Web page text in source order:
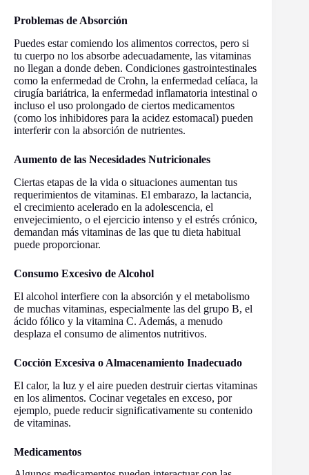
Problemas de Absorción
Puedes estar comiendo los alimentos correctos, pero si
tu cuerpo no los absorbe adecuadamente, las vitaminas
no llegan a donde deben. Condiciones gastrointestinales
como la enfermedad de Crohn, la enfermedad celíaca, la
cirugía bariátrica, la enfermedad inflamatoria intestinal o
incluso el uso prolongado de ciertos medicamentos
(como los inhibidores para la acidez estomacal) pueden
interferir con la absorción de nutrientes.
Aumento de las Necesidades Nutricionales
Ciertas etapas de la vida o situaciones aumentan tus
requerimientos de vitaminas. El embarazo, la lactancia,
el crecimiento acelerado en la adolescencia, el
envejecimiento, o el ejercicio intenso y el estrés crónico,
demandan más vitaminas de las que tu dieta habitual
puede proporcionar.
Consumo Excesivo de Alcohol
El alcohol interfiere con la absorción y el metabolismo
de muchas vitaminas, especialmente las del grupo B, el
ácido fólico y la vitamina C. Además, a menudo
desplaza el consumo de alimentos nutritivos.
Cocción Excesiva o Almacenamiento Inadecuado
El calor, la luz y el aire pueden destruir ciertas vitaminas
en los alimentos. Cocinar vegetales en exceso, por
ejemplo, puede reducir significativamente su contenido
de vitaminas.
Medicamentos